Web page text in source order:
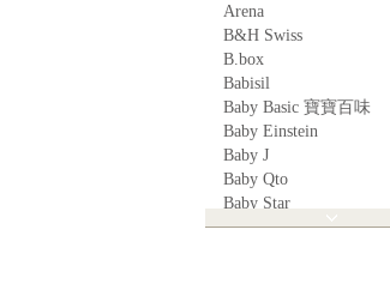
Arena
B&H Swiss
B.box
Babisil
Baby Basic 寶寶百味
Baby Einstein
Baby J
Baby Qto
Baby Star
BabyBest